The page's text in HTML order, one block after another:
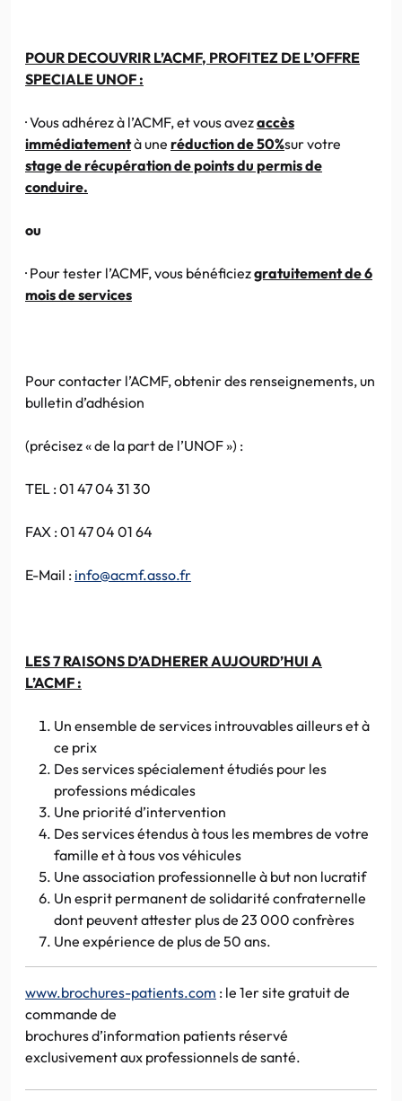
POUR DECOUVRIR L’ACMF, PROFITEZ DE L’OFFRE
SPECIALE UNOF :
· Vous adhérez à l’ACMF, et vous avezaccès
immédiatementà une réduction de50%sur votre
stage de récupération de points du permis de
conduire.
ou
· Pour tester l’ACMF, vous bénéficiezgratuitement de 6
mois de services
Pour contacter l’ACMF, obtenir des renseignements, un
bulletin d’adhésion
(précisez « de la part de l’UNOF») :
TEL : 01 47 04 31 30
FAX : 01 47 04 01 64
E-Mail : info@acmf.asso.fr
LES 7 RAISONS D’ADHERERAUJOURD’HUI A
L’ACMF :
Un ensemble de services introuvables ailleurs et à
ce prix
Des services spécialement étudiés pour les
professions médicales
Une priorité d’intervention
Des services étendus à tous les membres de votre
famille et à tous vos véhicules
Une association professionnelle à but non lucratif
Un esprit permanent de solidarité confraternelle
dont peuvent attester plus de 23 000 confrères
Une expérience de plus de 50 ans.
www.brochures-patients.com : le 1ersite gratuit de
commande de
brochures d’information patients réservé
exclusivement aux professionnels de santé.